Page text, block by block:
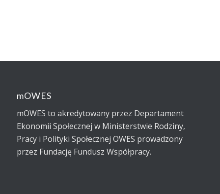
mOWES
mOWES to akredytowany przez Departament
Ekonomii Społecznej w Ministerstwie Rodziny,
Pracy i Polityki Społecznej OWES prowadzony
przez Fundację Fundusz Współpracy.